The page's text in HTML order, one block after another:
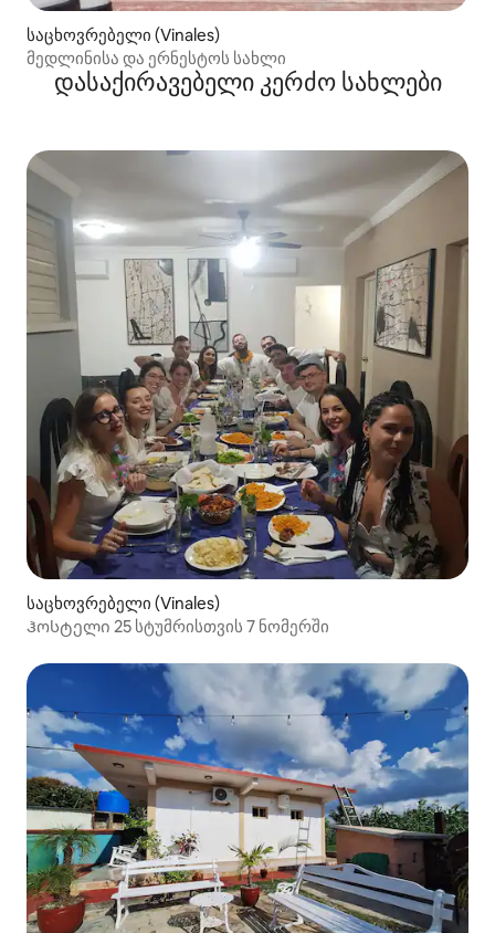
საცხოვრებელი (Vinales)
მედლინისა და ერნესტოს სახლი
დასაქირავებელი კერძო სახლები
საცხოვრებელი (Vinales)
Ჰოსტელი 25 სტუმრისთვის 7 ნომერში